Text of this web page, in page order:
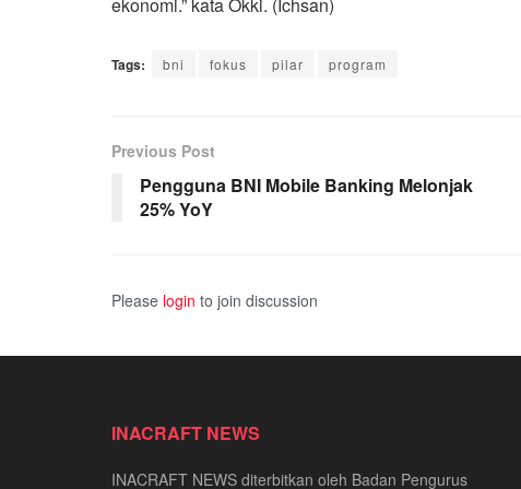
ekonomi.” kata Okki. (Ichsan)
Tags: bni fokus pilar program
Previous Post
Pengguna BNI Mobile Banking Melonjak
25% YoY
Please login to join discussion
INACRAFT NEWS
INACRAFT NEWS diterbitkan oleh Badan Pengurus